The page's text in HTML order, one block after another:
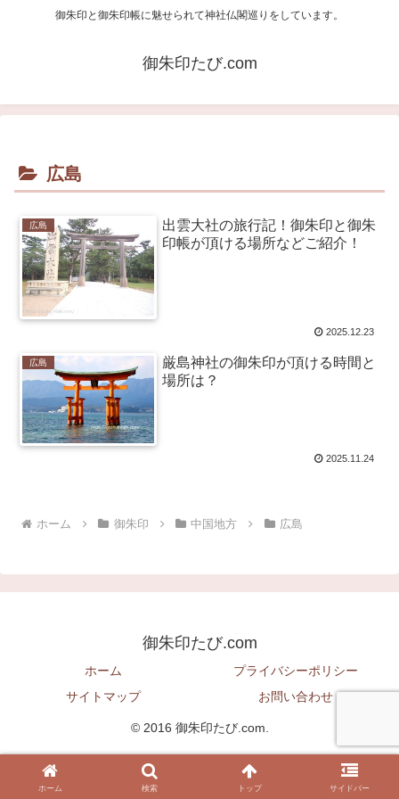
御朱印と御朱印帳に魅せられて神社仏閣巡りをしています。
御朱印たび.com
広島
広島
出雲大社の旅行記！御朱印と御朱
印帳が頂ける場所などご紹介！
2025.12.23
広島
厳島神社の御朱印が頂ける時間と
場所は？
2025.11.24
ホーム 御朱印 中国地方 広島
御朱印たび.com
ホーム
プライバシーポリシー
サイトマップ
お問い合わせ
© 2016 御朱印たび.com.
ホーム 検索 トップ サイドバー